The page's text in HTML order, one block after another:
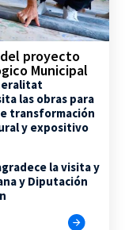
proyecto
Municipal
las obras para
transformación
y expositivo
la visita y
y Diputación